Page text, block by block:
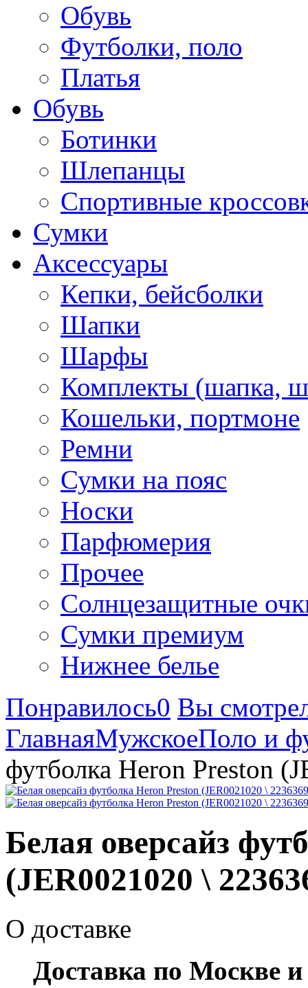
Обувь
Футболки, поло
Платья
Обувь
Ботинки
Шлепанцы
Спортивные
Сумки
Аксессуары
Кепки, бейсболки
Шапки
Шарфы
Комплекты (шапка,
Кошельки, портмоне
Ремни
Сумки на пояс
Носки
Парфюмерия
Прочее
Солнцезащитные
Сумки премиум
Нижнее белье
Понравилось0 Вы
ГлавнаяМужскоеПоло и
футболка Heron Preston
Белая оверсайз
(JER0021020 \
О доставке
Доставка по Москве